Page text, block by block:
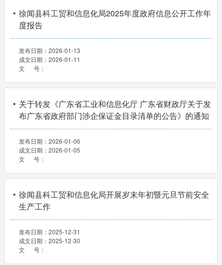
徐闻县科工贸和信息化局2025年度政府信息公开工作年
度报告
发布日期： 2026-01-13
成文日期： 2026-01-11
文 号：
关于转发《广东省工业和信息化厅 广东省财政厅关于发
布广东省政府部门涉企保证金目录清单的公告》的通知
发布日期： 2026-01-06
成文日期： 2026-01-05
文 号：
徐闻县科工贸和信息化局开展岁末年初暨元旦节前安全
生产工作
发布日期： 2025-12-31
成文日期： 2025-12-30
文 号：